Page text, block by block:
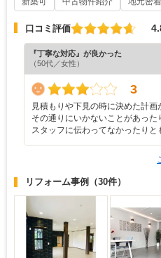
口コミ評価
『丁寧な対応』が良かった
（50代／女性）
3
見積もりや下見の時に決めた計
その通りにいかないことがあっ
スタッフに伝わってなかったり
リフォーム事例 （30件）